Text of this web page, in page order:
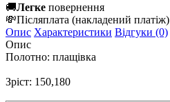
🚚Легке повернення
💸Післяплата (накладений платіж)
Опис Характеристики Відгуки (0)
Опис
Полотно: плащівка
Зріст: 150,180